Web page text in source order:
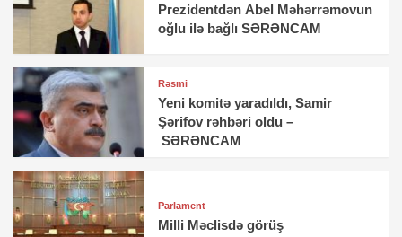
Prezidentdən Abel Məhərrəmovun
oğlu ilə bağlı SƏRƏNCAM
Rəsmi
Yeni komitə yaradıldı, Samir
Şərifov rəhbəri oldu –
SƏRƏNCAM
Parlament
Milli Məclisdə görüş